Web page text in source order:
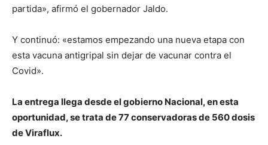
partida», afirmó el gobernador Jaldo.
Y continuó: «estamos empezando una nueva etapa con
esta vacuna antigripal sin dejar de vacunar contra el
Covid».
La entrega llega desde el gobierno Nacional, en esta
oportunidad, se trata de 77 conservadoras de 560 dosis
de Viraflux.